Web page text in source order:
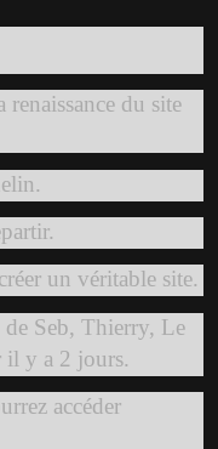
du site
un véritable site.
de Seb, Thierry, Le
il y a 2 jours.
accéder